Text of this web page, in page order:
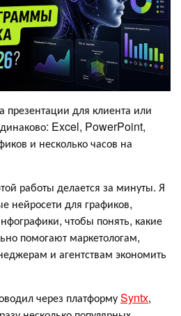
презентации для клиента или
Excel, PowerPoint,
и несколько часов на
работы делается за минуты. Я
нейросети для графиков,
чтобы понять, какие
помогают маркетологам,
и агентствам экономить
через платформуSyntx,